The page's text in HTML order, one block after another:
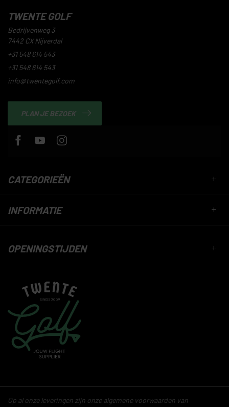
TWENTE GOLF
Bedrijvenweg 3
7442 CX Nijverdal
+31 548 614 543
+31 548 614 543
info@twentegolf.com
PLAN JE BEZOEK
CATEGORIEËN
INFORMATIE
OPENINGSTIJDEN
Op al onze leveringen zijn onze algemene voorwaarden van